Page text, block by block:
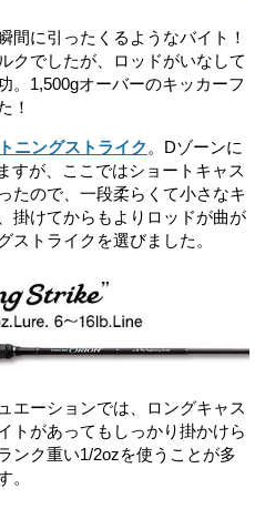
間に引ったくるようなバイト！
クでしたが、ロッドがいなして
。1,500gオーバーのキッカーフ
！
ニングストライク 。Dゾーンに
すが、ここではショートキャス
たので、一段柔らくて小さなキ
掛けてからもよりロッドが曲が
ストライクを選びました。
エーションでは、ロングキャス
トがあってもしっかり掛かけら
ンク重い1/2ozを使うことが多
。